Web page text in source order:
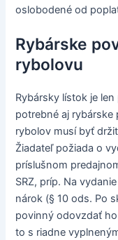
oslobodené od
Rybárske
rybolovu
Rybársky lístok je
potrebné aj rybárske
rybolov musí byť
Žiadateľ požiada o
príslušnom
SRZ, príp. Na
nárok (§ 10 ods. Po
povinný odovzdať
to s riadne